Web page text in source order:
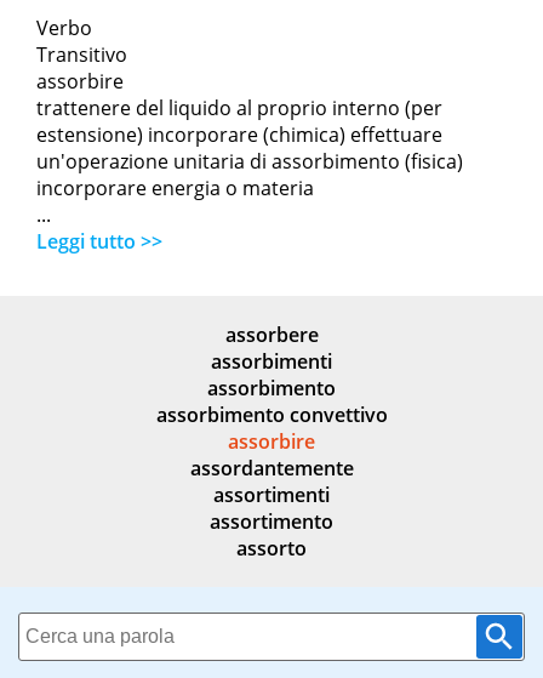
Verbo
Transitivo
assorbire
trattenere del liquido al proprio interno (per
estensione) incorporare (chimica) effettuare
un'operazione unitaria di assorbimento (fisica)
incorporare energia o materia
...
Leggi tutto >>
assorbere
assorbimenti
assorbimento
assorbimento convettivo
assorbire
assordantemente
assortimenti
assortimento
assorto